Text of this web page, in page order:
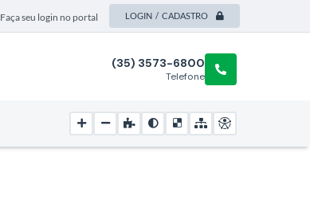
Faça seu login no portal LOGIN / CADASTRO
Telefone
(35) 3573-6800